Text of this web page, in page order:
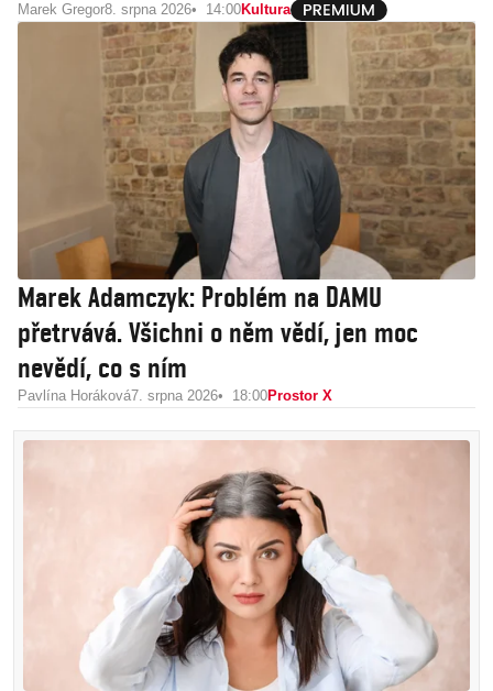
Marek Gregor8. srpna 2026 14:00Kultura
Marek Adamczyk: Problém na DAMU
přetrvává. Všichni o něm vědí, jen moc
nevědí, co s ním
Pavlína Horáková7. srpna 2026 18:00Prostor X